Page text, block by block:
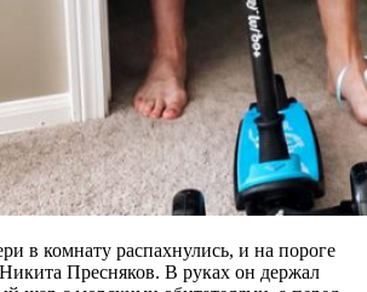
в комнату распахнулись, и на пороге
Пресняков. В руках он держал